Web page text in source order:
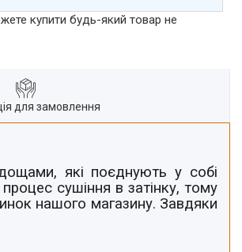
купити будь-який товар не
для замовлення
які поєднують у собі
сушіння в затінку, тому
нашого магазину. Завдяки